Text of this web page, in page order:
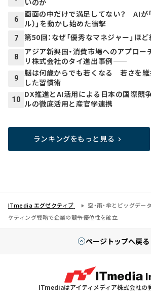
6
画面の中だけで満足してない？ AIが
ル）」を動かし始めた衝撃
7 第50回：なぜ「優秀なマネジャー」ほ
8
アジア新興国・消費市場へのアプロー
リ株式会社のタイ進出事例――
9
脳は何歳からでも若くなる 若さを維
した習慣術
10
DX推進とAI活用による日本の国際競
ルの徹底活用と産官学連携
ランキングをもっと見る
ITmedia エグゼクティブ
空・雨・傘とビッグデ
ケティング戦略で企業の競争優位性を確立
ページトップへ戻る
ITmediaはアイティメディア株式会社の